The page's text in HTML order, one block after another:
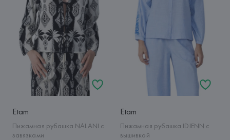
Etam
Пижамная рубашка NALANI с
завязками
Etam
Пижамная рубашка IDIENN с
вышивкой